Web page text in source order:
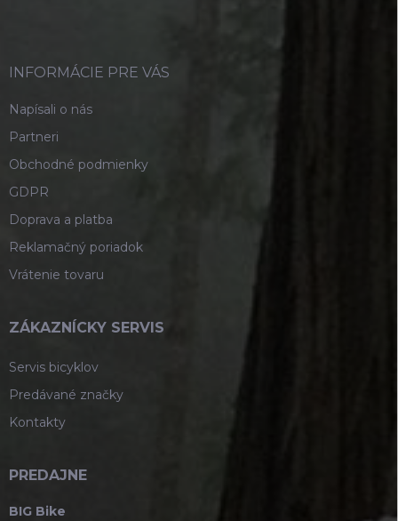
INFORMÁCIE PRE VÁS
Napísali o nás
Partneri
Obchodné podmienky
GDPR
Doprava a platba
Reklamačný poriadok
Vrátenie tovaru
ZÁKAZNÍCKY SERVIS
Servis bicyklov
Predávané značky
Kontakty
PREDAJNE
BIG Bike